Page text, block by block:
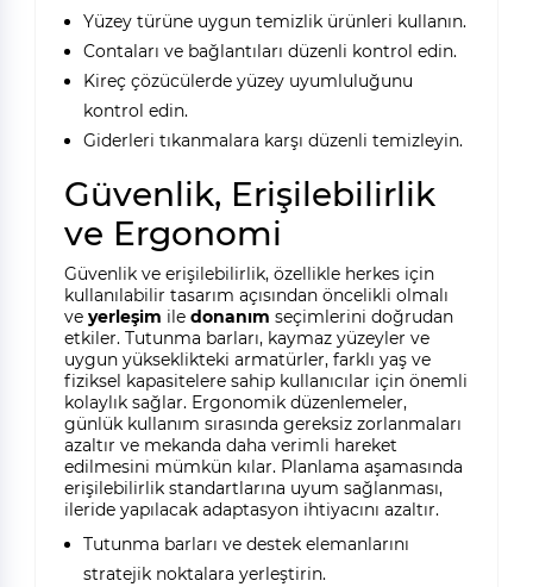
Yüzey türüne uygun temizlik ürünleri kullanın.
Contaları ve bağlantıları düzenli kontrol edin.
Kireç çözücülerde yüzey uyumluluğunu
kontrol edin.
Giderleri tıkanmalara karşı düzenli temizleyin.
Güvenlik, Erişilebilirlik
ve Ergonomi
Güvenlik ve erişilebilirlik, özellikle herkes için
kullanılabilir tasarım açısından öncelikli olmalı
ve yerleşim ile donanım seçimlerini doğrudan
etkiler. Tutunma barları, kaymaz yüzeyler ve
uygun yükseklikteki armatürler, farklı yaş ve
fiziksel kapasitelere sahip kullanıcılar için önemli
kolaylık sağlar. Ergonomik düzenlemeler,
günlük kullanım sırasında gereksiz zorlanmaları
azaltır ve mekanda daha verimli hareket
edilmesini mümkün kılar. Planlama aşamasında
erişilebilirlik standartlarına uyum sağlanması,
ileride yapılacak adaptasyon ihtiyacını azaltır.
Tutunma barları ve destek elemanlarını
stratejik noktalara yerleştirin.